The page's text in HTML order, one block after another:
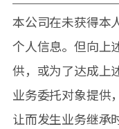
本公司在未获得本
个人信息。但向上
供，或为了达成上
业务委托对象提供
让而发生业务继承